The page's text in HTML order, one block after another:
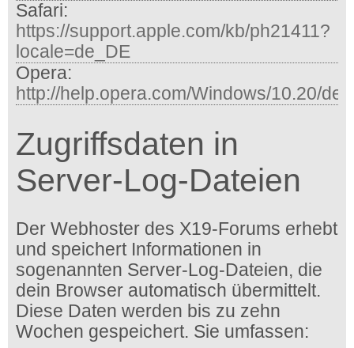
Safari:
https://support.apple.com/kb/ph21411?
locale=de_DE
Opera:
http://help.opera.com/Windows/10.20/de/
Zugriffsdaten in
Server-Log-Dateien
Der Webhoster des X19-Forums erhebt
und speichert Informationen in
sogenannten Server-Log-Dateien, die
dein Browser automatisch übermittelt.
Diese Daten werden bis zu zehn
Wochen gespeichert. Sie umfassen: